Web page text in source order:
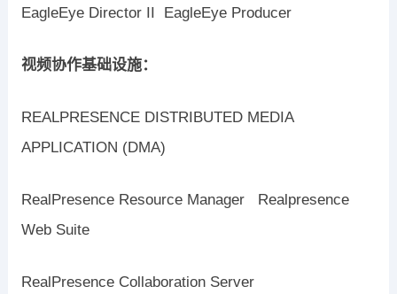
EagleEye Director II EagleEye Producer
视频协作基础设施：
REALPRESENCE DISTRIBUTED MEDIA
APPLICATION (DMA)
RealPresence Resource Manager Realpresence
Web Suite
RealPresence Collaboration Server